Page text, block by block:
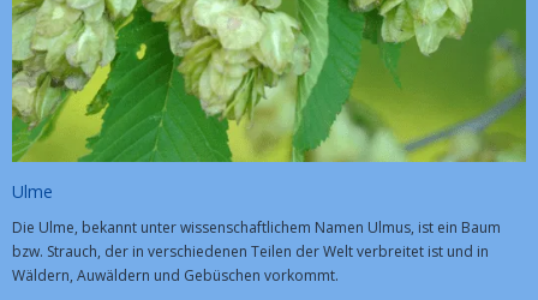
Ulme
Die Ulme, bekannt unter wissenschaftlichem Namen Ulmus, ist ein Baum
bzw. Strauch, der in verschiedenen Teilen der Welt verbreitet ist und in
Wäldern, Auwäldern und Gebüschen vorkommt.